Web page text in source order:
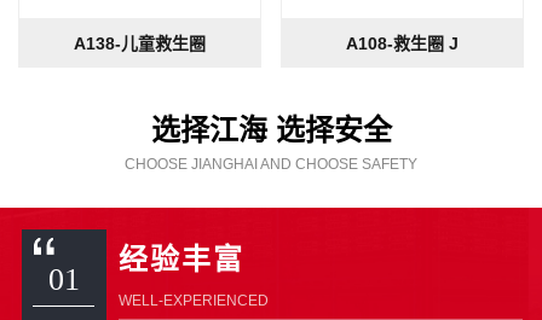
A138-儿童救生圈 A108-救生圈 J
选择江海 选择安全
CHOOSE JIANGHAI AND CHOOSE SAFETY
01
经验丰富
WELL-EXPERIENCED